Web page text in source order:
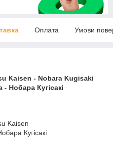
Оплата Умови
Kaisen - Nobara Kugisaki
Нобара Кугісакі
Kaisen
Кугісакі